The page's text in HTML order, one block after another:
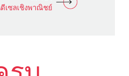
เซลเชิงพาณิชย์